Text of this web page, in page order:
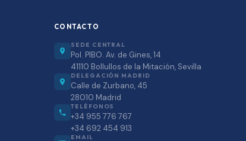
CONTACTO
SEDE CENTRAL
Pol. PIBO. Av. de Gines, 14
41110 Bollullos de la Mitación, Sevilla
DELEGACIÓN MADRID
Calle de Zurbano, 45
28010 Madrid
TELÉFONOS
+34 955 776 767
+34 692 454 913
EMAIL